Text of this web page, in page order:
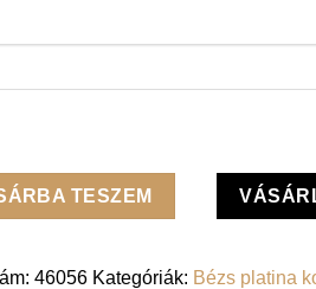
TESZEM
46056 Kategóriák: Bézs platina